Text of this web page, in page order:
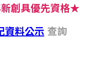
創具優先資格★
資料公示 查詢